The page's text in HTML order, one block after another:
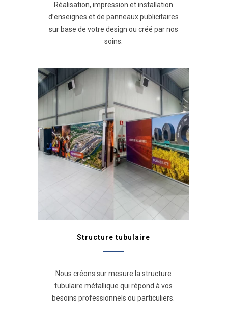
Réalisation, impression et installation
d’enseignes et de panneaux publicitaires
sur base de votre design ou créé par nos
soins.
Structure tubulaire
Nous créons sur mesure la structure
tubulaire métallique qui répond à vos
besoins professionnels ou particuliers.